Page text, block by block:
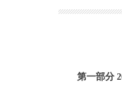
第一部分